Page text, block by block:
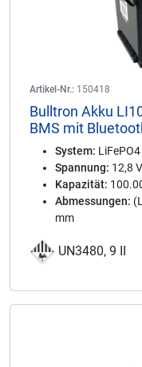
Artikel-Nr.: 150418
Bulltron Akku
BMS mit
System: LiFePO4
Spannung: 12,8 V
Kapazität:
Abmessungen:
mm
UN3480, 9 II